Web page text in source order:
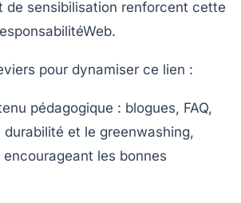
de sensibilisation renforcent cette
pour dynamiser ce lien :
pédagogique : blogues, FAQ,
et le greenwashing,
les bonnes